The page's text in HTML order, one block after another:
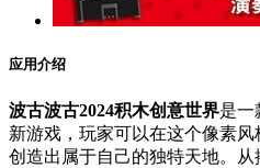
应用介绍
波古波古2024积木创意世界是一
新游戏，玩家可以在这个像素风
创造出属于自己的独特天地。从